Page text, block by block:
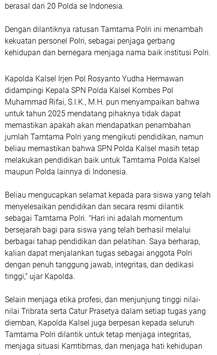
berasal dari 20 Polda se Indonesia.
Dengan dilantiknya ratusan Tamtama Polri ini menambah
kekuatan personel Polri, sebagai penjaga gerbang
kehidupan dan bernegara menjaga nama baik institusi Polri.
Kapolda Kalsel Irjen Pol Rosyanto Yudha Hermawan
didampingi Kepala SPN Polda Kalsel Kombes Pol
Muhammad Rifai, S.I.K., M.H. pun menyampaikan bahwa
untuk tahun 2025 mendatang pihaknya tidak dapat
memastikan apakah akan mendapatkan penambahan
jumlah Tamtama Polri yang mengikuti pendidikan, namun
beliau memastikan bahwa SPN Polda Kalsel masih tetap
melakukan pendidikan baik untuk Tamtama Polda Kalsel
maupun Polda lainnya di Indonesia.
Beliau mengucapkan selamat kepada para siswa yang telah
menyelesaikan pendidikan dan secara resmi dilantik
sebagai Tamtama Polri. "Hari ini adalah momentum
bersejarah bagi para siswa yang telah berhasil melalui
berbagai tahap pendidikan dan pelatihan. Saya berharap,
kalian dapat menjalankan tugas sebagai anggota Polri
dengan penuh tanggung jawab, integritas, dan dedikasi
tinggi," ujar Kapolda.
Selain menjaga etika profesi, dan menjunjung tinggi nilai-
nilai Tribrata serta Catur Prasetya dalam setiap tugas yang
diemban, Kapolda Kalsel juga berpesan kepada seluruh
Tamtama Polri dilantik untuk tetap menjaga integritas,
menjaga situasi Kamtibmas, dan menjaga hati kehidupan